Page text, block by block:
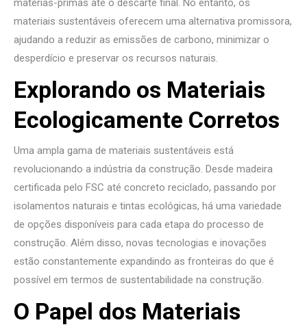
matérias-primas até o descarte final. No entanto, os
materiais sustentáveis oferecem uma alternativa promissora,
ajudando a reduzir as emissões de carbono, minimizar o
desperdício e preservar os recursos naturais.
Explorando os Materiais
Ecologicamente Corretos
Uma ampla gama de materiais sustentáveis está
revolucionando a indústria da construção. Desde madeira
certificada pelo FSC até concreto reciclado, passando por
isolamentos naturais e tintas ecológicas, há uma variedade
de opções disponíveis para cada etapa do processo de
construção. Além disso, novas tecnologias e inovações
estão constantemente expandindo as fronteiras do que é
possível em termos de sustentabilidade na construção.
O Papel dos Materiais